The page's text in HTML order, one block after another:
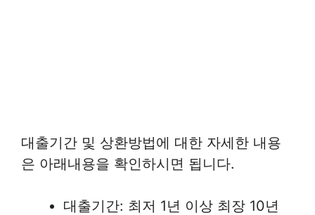
대출기간 및 상환방법에 대한 자세한 내용
은 아래내용을 확인하시면 됩니다.
대출기간: 최저 1년 이상 최장 10년